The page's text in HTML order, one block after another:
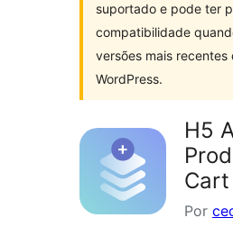
suportado e pode ter
compatibilidade
versões mais recentes
WordPress.
H5
Cart
Por